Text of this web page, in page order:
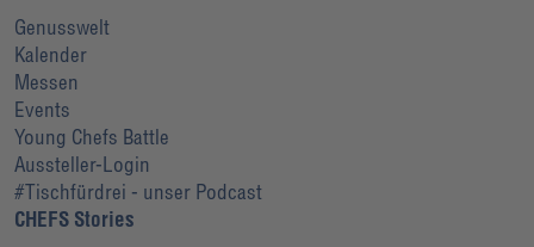
Genusswelt
Kalender
Messen
Events
Young Chefs Battle
Aussteller-Login
#Tischfürdrei - unser Podcast
CHEFS Stories